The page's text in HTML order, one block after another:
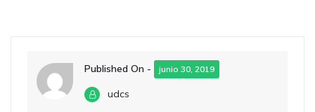
Published On - junio 30, 2019
udcs